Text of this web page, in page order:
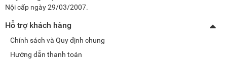
Nội cấp ngày 29/03/2007.
Hỗ trợ khách hàng
Chính sách và Quy định chung
Hướng dẫn thanh toán